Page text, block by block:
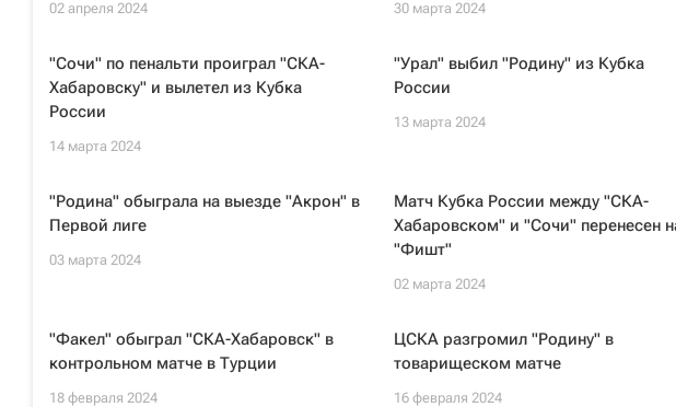
02 апреля 2024 30 марта 2024
"Сочи" по пенальти проиграл "СКА-
Хабаровску" и вылетел из Кубка
России
14 марта 2024
"Урал" выбил "Родину" из Кубка
России
13 марта 2024
"Родина" обыграла на выезде "Акрон" в
Первой лиге
03 марта 2024
Матч Кубка России между "СКА-
Хабаровском" и "Сочи" перенесен
"Фишт"
02 марта 2024
"Факел" обыграл "СКА-Хабаровск" в
контрольном матче в Турции
18 февраля 2024
ЦСКА разгромил "Родину" в
товарищеском матче
16 февраля 2024